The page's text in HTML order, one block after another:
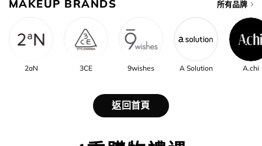
MAKEUP BRANDS 所有品牌
2aN 3CE 9wishes A Solution A.chi
返回首頁